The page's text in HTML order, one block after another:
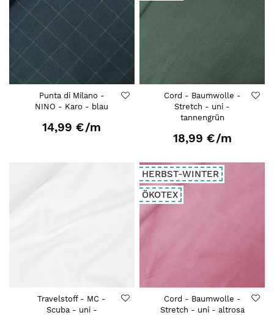
Punta di Milano -
NINO - Karo - blau
14,99 €/m
Cord - Baumwolle -
Stretch - uni -
tannengrün
18,99 €/m
Travelstoff - MC -
Scuba - uni -
HERBST-WINTER
ÖKOTEX
Cord - Baumwolle -
Stretch - uni - altrosa